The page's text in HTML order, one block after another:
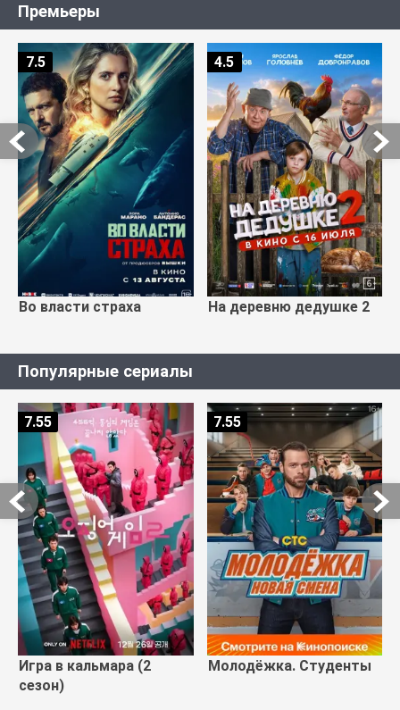
Премьеры
Во власти страха
7.5
На деревню дедушке 2
4.5
Популярные сериалы
Игра в кальмара (2
сезон)
7.55
Молодёжка. Студенты
7.55